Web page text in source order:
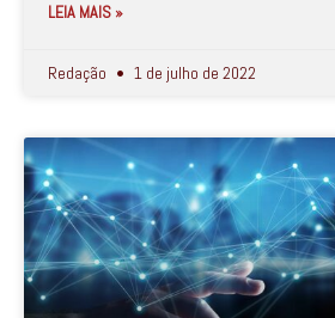
LEIA MAIS »
Redação 1 de julho de 2022